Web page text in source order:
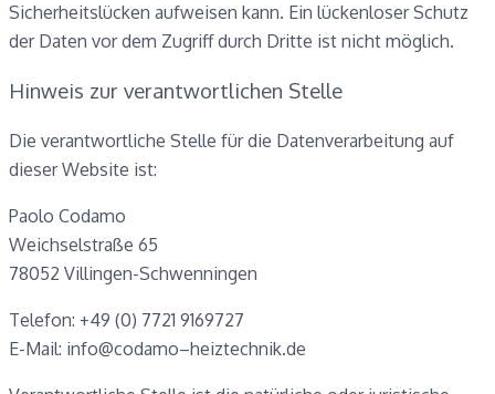
Sicherheitslücken aufweisen kann. Ein lückenloser Schutz
der Daten vor dem Zugriff durch Dritte ist nicht möglich.
Hinweis zur verantwortlichen Stelle
Die verantwortliche Stelle für die Datenverarbeitung auf
dieser Website ist:
Paolo Codamo
Weichselstraße 65
78052 Villingen-Schwenningen
Telefon: +49 (0) 7721 9169727
E-Mail: info@codamo–heiztechnik.de